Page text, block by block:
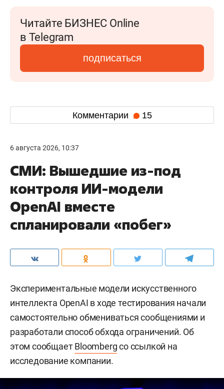
Читайте БИЗНЕС Online
в Telegram
подписаться
Комментарии 15
6 августа 2026, 10:37
СМИ: Вышедшие из-под
контроля ИИ-модели
OpenAI вместе
спланировали «побег»
Экспериментальные модели искусственного
интеллекта OpenAI в ходе тестирования начали
самостоятельно обмениваться сообщениями и
разработали способ обхода ограничений. Об
этом сообщаетBloombergсо ссылкой на
исследование компании.